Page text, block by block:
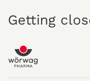
Getting